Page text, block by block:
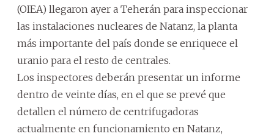
(OIEA) llegaron ayer a Teherán para inspeccionar
las instalaciones nucleares de Natanz, la planta
más importante del país donde se enriquece el
uranio para el resto de centrales.
Los inspectores deberán presentar un informe
dentro de veinte días, en el que se prevé que
detallen el número de centrifugadoras
actualmente en funcionamiento en Natanz,